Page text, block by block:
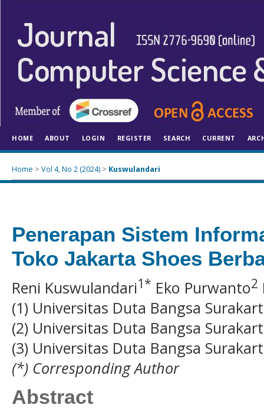
HOME ABOUT LOGIN REGISTER SEARCH CURRENT
Home > Vol 4, No 2 (2024) > Kuswulandari
Penerapan Sistem
Toko Jakarta Shoes
Reni Kuswulandari1* Eko Purwanto2
(1) Universitas Duta Bangsa
(2) Universitas Duta Bangsa
(3) Universitas Duta Bangsa
(*) Corresponding Author
Abstract